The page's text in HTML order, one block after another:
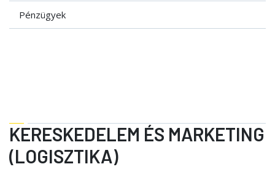
Pénzügyek
KERESKEDELEM ÉS MARKETING
(LOGISZTIKA)